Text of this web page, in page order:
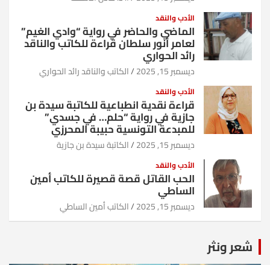
الأدب والنقد
الماضي والحاضر في رواية “وادي الغيم”
لعامر أنور سلطان قراءة للكاتب والناقد
رائد الحواري
ديسمبر 15, 2025 الكاتب والناقد رائد الحواري
الأدب والنقد
قراءة نقدية انطباعية للكاتبة سيدة بن
جازية في رواية “حلم… في جسدي”
للمبدعة التونسية حبيبة المحرزي
ديسمبر 15, 2025 الكاتبة سيدة بن جازية
الأدب والنقد
الحب القاتل قصة قصيرة للكاتب أمين
الساطي
ديسمبر 15, 2025 الكاتب أمين الساطي
شعر ونثر